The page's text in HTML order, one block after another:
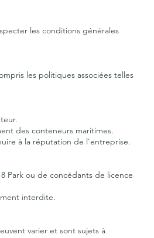
les conditions générales
les politiques associées telles
des conteneurs maritimes.
à la réputation de l'entreprise.
Park ou de concédants de licence
interdite.
varier et sont sujets à